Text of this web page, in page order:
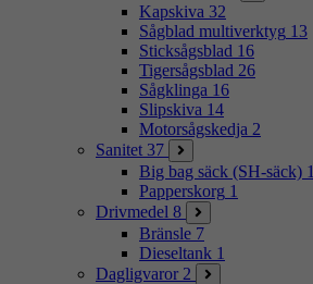
Kapskiva 32
Sågblad multiverktyg 13
Sticksågsblad 16
Tigersågsblad 26
Sågklinga 16
Slipskiva 14
Motorsågskedja 2
Sanitet 37
Big bag säck (SH-säck) 1
Papperskorg 1
Drivmedel 8
Bränsle 7
Dieseltank 1
Dagligvaror 2